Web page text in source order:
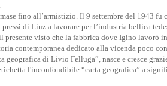
fino all’armistizio. Il 9 settembre del 1943 fu
di Linz a lavorare per l’industria bellica
visto che la fabbrica dove Igino lavorò
contemporanea dedicato alla vicenda poco
di Livio Felluga”, nasce e cresce
l'inconfondibile “carta geografica” a